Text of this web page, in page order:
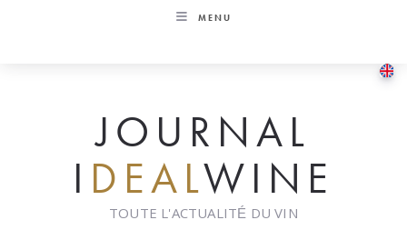
MENU
JOURNAL
I DEALWINE
TOUTE L'ACTUALITÉ DU VIN